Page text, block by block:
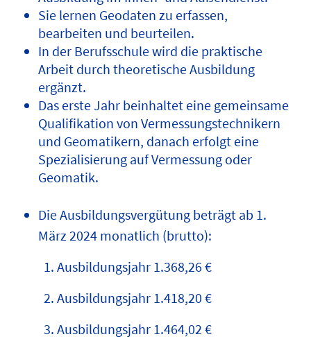
Sie lernen Geodaten zu erfassen,
bearbeiten und beurteilen.
In der Berufsschule wird die praktische
Arbeit durch theoretische Ausbildung
ergänzt.
Das erste Jahr beinhaltet eine gemeinsame
Qualifikation von Vermessungstechnikern
und Geomatikern, danach erfolgt eine
Spezialisierung auf Vermessung oder
Geomatik.
Die Ausbildungsvergütung beträgt ab 1.
März 2024 monatlich (brutto):
1. Ausbildungsjahr 1.368,26 €
2. Ausbildungsjahr 1.418,20 €
3. Ausbildungsjahr 1.464,02 €